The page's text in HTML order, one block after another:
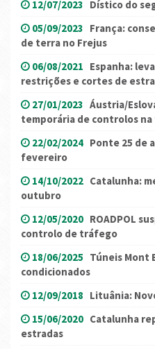
12/07/2023 Dístico do
05/09/2023 França:
de terra no Frejus
06/08/2021 Espanha:
restrições e cortes de
27/01/2023 Áustria/
temporária de controlos
22/02/2024 Ponte 25 de
fevereiro
14/10/2022 Catalunha:
outubro
12/05/2020 ROADPOL
controlo de tráfego
18/06/2025 Túneis Mont
condicionados
12/09/2018 Lituânia:
15/06/2020 Catalunha
estradas